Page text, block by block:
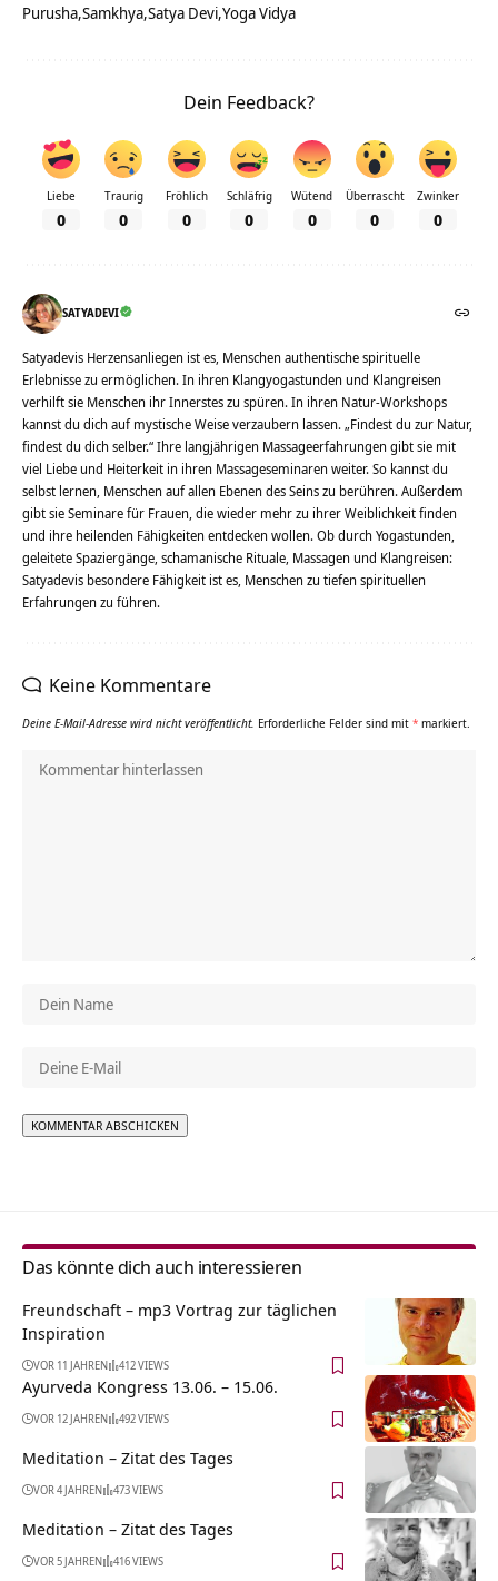
Purusha Samkhya Satya Devi Yoga Vidya
Dein Feedback?
Liebe
0
Traurig
0
Fröhlich
0
Schläfrig
0
Wütend
0
Überrascht
0
Zwinker
0
SATYADEVI
Satyadevis Herzensanliegen ist es, Menschen authentische spirituelle
Erlebnisse zu ermöglichen. In ihren Klangyogastunden und Klangreisen
verhilft sie Menschen ihr Innerstes zu spüren. In ihren Natur-Workshops
kannst du dich auf mystische Weise verzaubern lassen. „Findest du zur Natur,
findest du dich selber.“ Ihre langjährigen Massageerfahrungen gibt sie mit
viel Liebe und Heiterkeit in ihren Massageseminaren weiter. So kannst du
selbst lernen, Menschen auf allen Ebenen des Seins zu berühren. Außerdem
gibt sie Seminare für Frauen, die wieder mehr zu ihrer Weiblichkeit finden
und ihre heilenden Fähigkeiten entdecken wollen. Ob durch Yogastunden,
geleitete Spaziergänge, schamanische Rituale, Massagen und Klangreisen:
Satyadevis besondere Fähigkeit ist es, Menschen zu tiefen spirituellen
Erfahrungen zu führen.
Keine Kommentare
Deine E-Mail-Adresse wird nicht veröffentlicht. Erforderliche Felder sind mit * markiert.
Das könnte dich auch interessieren
Freundschaft – mp3 Vortrag zur täglichen
Inspiration
VOR 11 JAHREN 412 VIEWS
Ayurveda Kongress 13.06. – 15.06.
VOR 12 JAHREN 492 VIEWS
Meditation – Zitat des Tages
VOR 4 JAHREN 473 VIEWS
Meditation – Zitat des Tages
VOR 5 JAHREN 416 VIEWS